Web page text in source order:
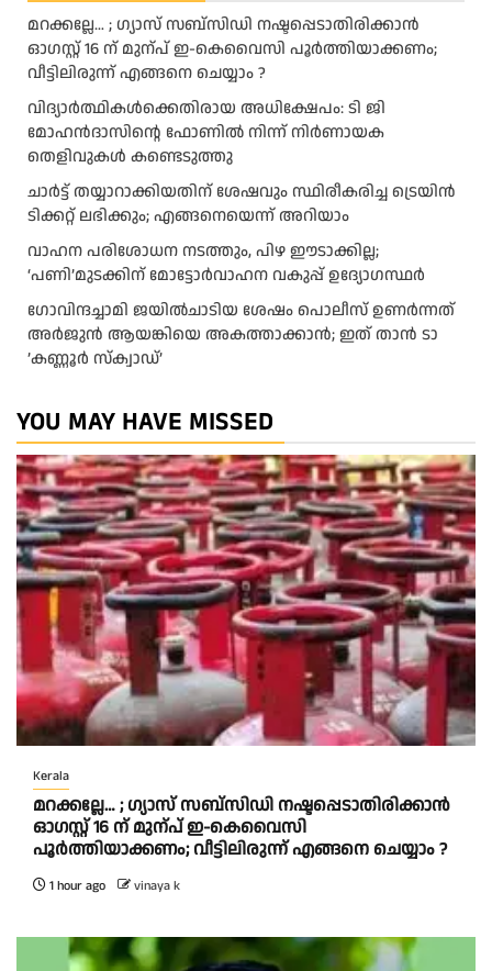
മറക്കല്ലേ… ; ഗ്യാസ് സബ്സിഡി നഷ്ടപ്പെടാതിരിക്കാൻ
ഓഗസ്റ്റ് 16 ന് മുന്പ് ഇ-കെവൈസി പൂർത്തിയാക്കണം;
വീട്ടിലിരുന്ന് എങ്ങനെ ചെയ്യാം ?
വിദ്യാര്‍ത്ഥികള്‍ക്കെതിരായ അധിക്ഷേപം: ടി ജി
മോഹന്‍ദാസിന്റെ ഫോണില്‍ നിന്ന് നിര്‍ണായക
തെളിവുകള്‍ കണ്ടെടുത്തു
ചാര്‍ട്ട് തയ്യാറാക്കിയതിന് ശേഷവും സ്ഥിരീകരിച്ച ട്രെയിന്‍
ടിക്കറ്റ് ലഭിക്കും; എങ്ങനെയെന്ന് അറിയാം
വാഹന പരിശോധന നടത്തും, പിഴ ഈടാക്കില്ല;
‘പണി’മുടക്കിന് മോട്ടോര്‍വാഹന വകുപ്പ് ഉദ്യോഗസ്ഥര്‍
ഗോവിന്ദച്ചാമി ജയിൽചാടിയ ശേഷം പൊലീസ് ഉണർന്നത്
അർജുൻ ആയങ്കിയെ അകത്താക്കാൻ; ഇത് താൻ ടാ
‍‍’കണ്ണൂർ സ്ക്വാഡ്’
YOU MAY HAVE MISSED
Kerala
മറക്കല്ലേ… ; ഗ്യാസ് സബ്സിഡി നഷ്ടപ്പെടാതിരിക്കാൻ
ഓഗസ്റ്റ് 16 ന് മുന്പ് ഇ-കെവൈസി
പൂർത്തിയാക്കണം; വീട്ടിലിരുന്ന് എങ്ങനെ ചെയ്യാം ?
1 hour ago vinaya k